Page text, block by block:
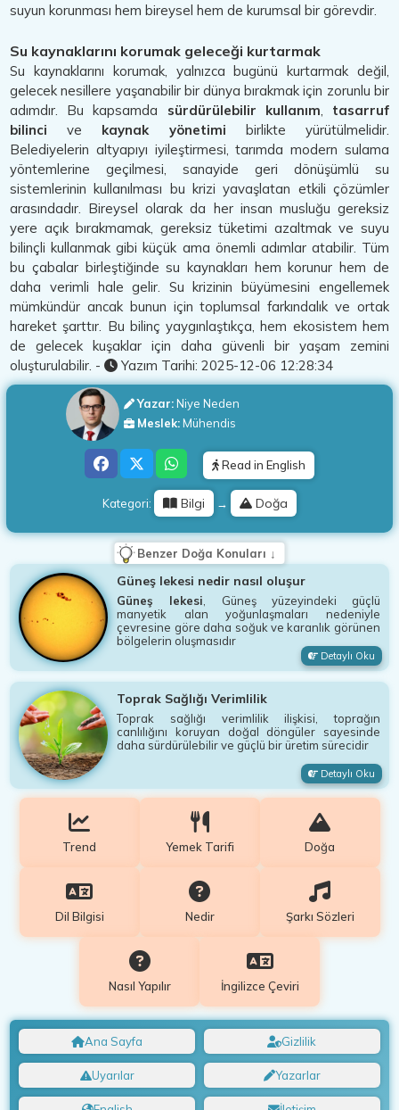
suyun korunması hem bireysel hem de kurumsal bir görevdir.
Su kaynaklarını korumak geleceği kurtarmak
Su kaynaklarını korumak, yalnızca bugünü kurtarmak değil,
gelecek nesillere yaşanabilir bir dünya bırakmak için zorunlu bir
adımdır. Bu kapsamda sürdürülebilir kullanım, tasarruf
bilinci ve kaynak yönetimi birlikte yürütülmelidir.
Belediyelerin altyapıyı iyileştirmesi, tarımda modern sulama
yöntemlerine geçilmesi, sanayide geri dönüşümlü su
sistemlerinin kullanılması bu krizi yavaşlatan etkili çözümler
arasındadır. Bireysel olarak da her insan musluğu gereksiz
yere açık bırakmamak, gereksiz tüketimi azaltmak ve suyu
bilinçli kullanmak gibi küçük ama önemli adımlar atabilir. Tüm
bu çabalar birleştiğinde su kaynakları hem korunur hem de
daha verimli hale gelir. Su krizinin büyümesini engellemek
mümkündür ancak bunun için toplumsal farkındalık ve ortak
hareket şarttır. Bu bilinç yaygınlaştıkça, hem ekosistem hem
de gelecek kuşaklar için daha güvenli bir yaşam zemini
oluşturulabilir. -
Yazım Tarihi:2025-12-06 12:28:34
Yazar:Niye Neden
Meslek:Mühendis
Kategori: Bilgi → Doğa
Read in English
Benzer Doğa Konuları ↓
Güneş lekesi nedir nasıl oluşur
Güneş lekesi , Güneş yüzeyindeki güçlü
manyetik alan yoğunlaşmaları nedeniyle
çevresine göre daha soğuk ve karanlık görünen
bölgelerin oluşmasıdır
Detaylı Oku
Toprak Sağlığı Verimlilik
Toprak sağlığı verimlilik ilişkisi, toprağın
canlılığını koruyan doğal döngüler sayesinde
daha sürdürülebilir ve güçlü bir üretim sürecidir
Detaylı Oku
Trend Yemek Tarifi Doğa
Dil Bilgisi Nedir Şarkı Sözleri
Nasıl Yapılır İngilizce Çeviri
Ana Sayfa Gizlilik
Uyarılar Yazarlar